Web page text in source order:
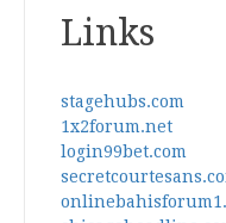
Links
stagehubs.com
1x2forum.net
login99bet.com